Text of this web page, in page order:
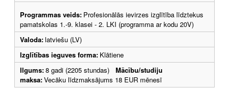
Programmas veids: Profesionālās ievirzes izglītība līdztekus
pamatskolas 1.-9. klasei - 2. LKI (programma ar kodu 20V)
Valoda:latviešu (LV)
Izglītības ieguves forma: Klātiene
Ilgums:8 gadi (2205 stundas) Mācību/studiju
maksa:Vecāku līdzmaksājums 18 EUR mēnesī